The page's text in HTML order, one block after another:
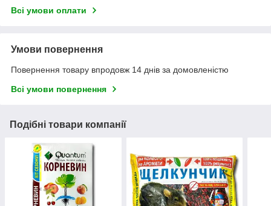
Всі умови оплати
Умови повернення
Повернення товару впродовж 14 днів за домовленістю
Всі умови повернення
Подібні товари компанії